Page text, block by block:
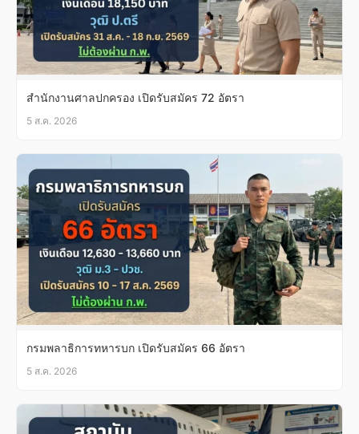
สำนักงานศาลปกครอง เปิดรับสมัคร 72 อัตรา
5 ส.ค. 2026
กรมพลาธิการทหารบก เปิดรับสมัคร 66 อัตรา
5 ส.ค. 2026